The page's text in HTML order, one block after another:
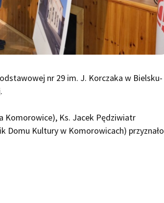
nr 29 im. J. Korczaka w Bielsku-
Komorowice), Ks. Jacek Pędziwiatr
Domu Kultury w Komorowicach) przyznało